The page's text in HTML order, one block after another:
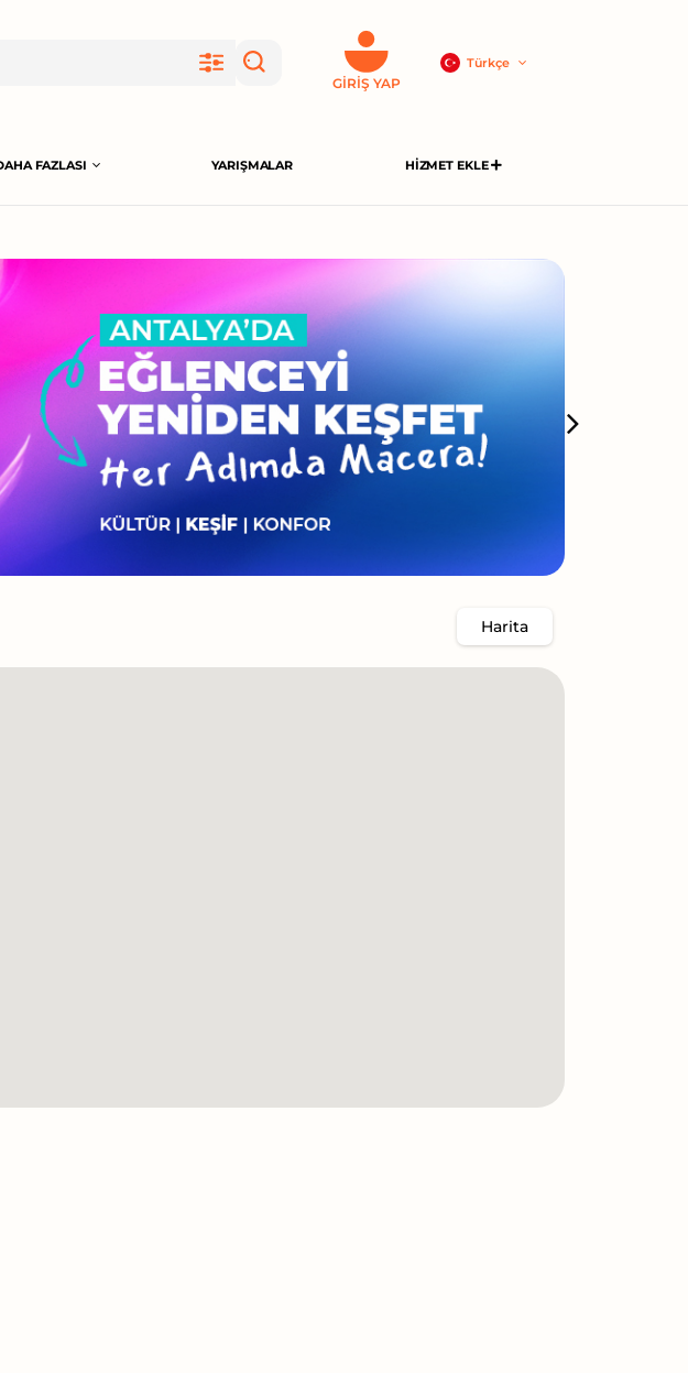
GIRIŞ YAP
Türkçe
FAZLASI YARIŞMALAR HIZMET EKLE
Harita